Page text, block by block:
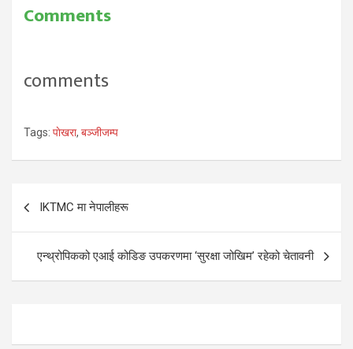
Comments
comments
Tags: पाेखरा, बञ्जीजम्प
Post
navigation
IKTMC मा नेपालीहरू
एन्थ्रोपिकको एआई कोडिङ उपकरणमा ‘सुरक्षा जोखिम’ रहेको चेतावनी